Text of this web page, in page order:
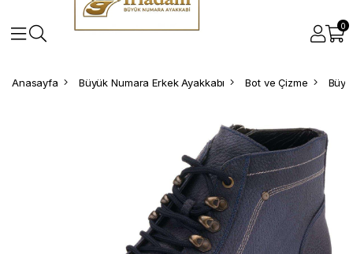
0
Anasayfa Büyük Numara Erkek Ayakkabı Bot ve Çizme